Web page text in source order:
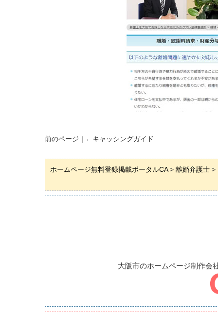
前のページ｜←キャッシングガイド
ホームページ無料登録掲載ポータルCA> 離婚弁護士 >
大阪市のホームページ制作会